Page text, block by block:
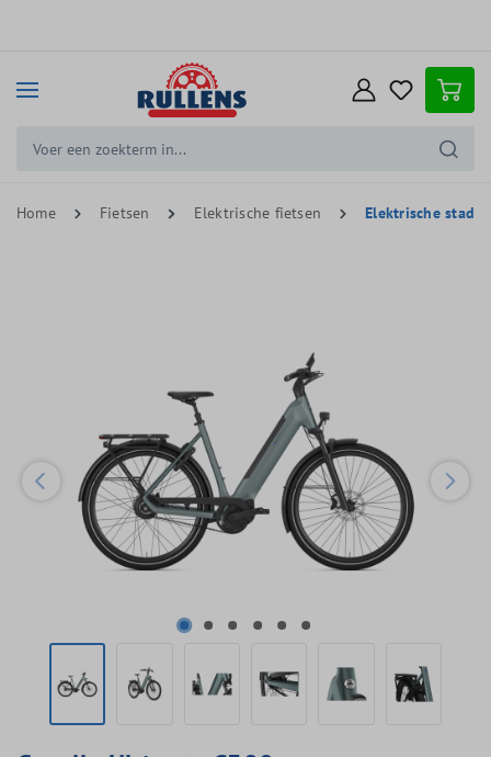
Home Fietsen Elektrische fietsen Elektrische